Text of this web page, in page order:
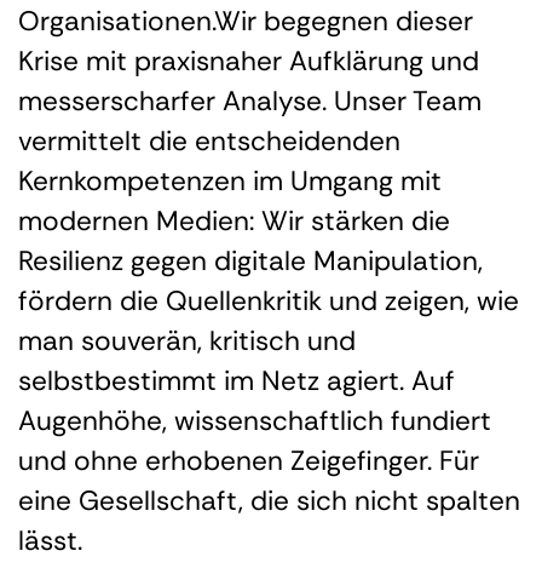
Organisationen.Wir begegnen dieser
Krise mit praxisnaher Aufklärung und
messerscharfer Analyse. Unser Team
vermittelt die entscheidenden
Kernkompetenzen im Umgang mit
modernen Medien: Wir stärken die
Resilienz gegen digitale Manipulation,
fördern die Quellenkritik und zeigen, wie
man souverän, kritisch und
selbstbestimmt im Netz agiert. Auf
Augenhöhe, wissenschaftlich fundiert
und ohne erhobenen Zeigefinger. Für
eine Gesellschaft, die sich nicht spalten
lässt.